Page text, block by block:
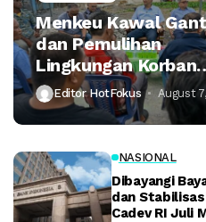
Menkeu Kawal
dan Pemulihan
Lingkungan Korban
Tumpahan Minyak
Montara
Editor HotFokus August
NASIONAL
Dibayangi
dan
Cadev RI Juli